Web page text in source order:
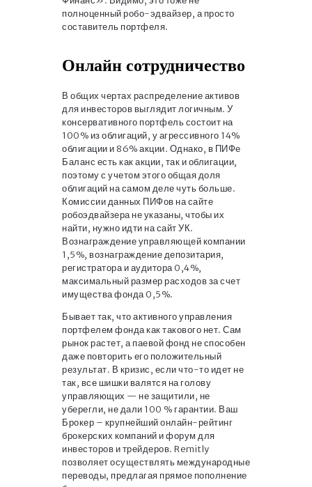
полноценный робо-эдвайзер, а просто
составитель портфеля.
Онлайн сотрудничество
В общих чертах распределение активов
для инвесторов выглядит логичным. У
консервативного портфель состоит на
100% из облигаций, у агрессивного 14%
облигации и 86% акции. Однако, в ПИФе
Баланс есть как акции, так и облигации,
поэтому с учетом этого общая доля
облигаций на самом деле чуть больше.
Комиссии данных ПИФов на сайте
робоэдвайзера не указаны, чтобы их
найти, нужно идти на сайт УК.
Вознаграждение управляющей компании
1,5%, вознаграждение депозитария,
регистратора и аудитора 0,4%,
максимальный размер расходов за счет
имущества фонда 0,5%.
Бывает так, что активного управления
портфелем фонда как такового нет. Сам
рынок растет, а паевой фонд не способен
даже повторить его положительный
результат. В кризис, если что-то идет не
так, все шишки валятся на голову
управляющих — не защитили, не
уберегли, не дали 100 % гарантии. Ваш
Брокер – крупнейший онлайн-рейтинг
брокерских компаний и форум для
инвесторов и трейдеров. Remitly
позволяет осуществлять международные
переводы, предлагая прямое пополнение